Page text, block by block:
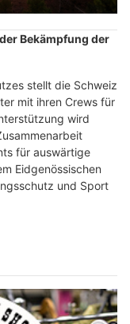
Bekämpfung der
stellt die Schweiz
mit ihren Crews für
wird
für auswärtige
Eidgenössischen
und Sport